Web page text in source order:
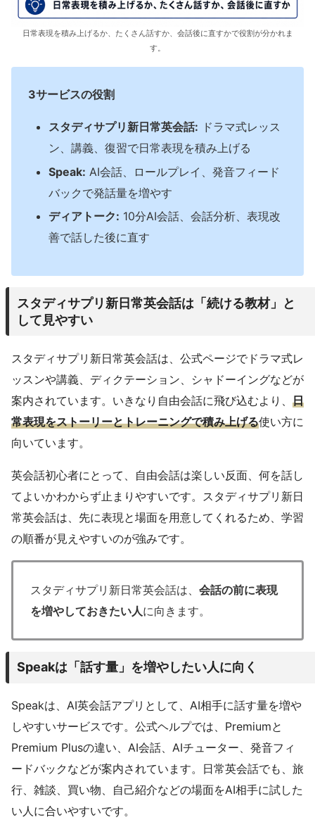
日常表現を積み上げるか、たくさん話すか、会話後に直すかで役割が分かれま
す。
3サービスの役割
スタディサプリ新日常英会話: ドラマ式レッス
ン、講義、復習で日常表現を積み上げる
Speak: AI会話、ロールプレイ、発音フィード
バックで発話量を増やす
ディアトーク: 10分AI会話、会話分析、表現改
善で話した後に直す
スタディサプリ新日常英会話は「続ける教材」と
して見やすい
スタディサプリ新日常英会話は、公式ページでドラマ式レ
ッスンや講義、ディクテーション、シャドーイングなどが
案内されています。いきなり自由会話に飛び込むより、 日
常表現をストーリーとトレーニングで積み上げる使い方に
向いています。
英会話初心者にとって、自由会話は楽しい反面、何を話し
てよいかわからず止まりやすいです。スタディサプリ新日
常英会話は、先に表現と場面を用意してくれるため、学習
の順番が見えやすいのが強みです。
スタディサプリ新日常英会話は、 会話の前に表現
を増やしておきたい人に向きます。
Speakは「話す量」を増やしたい人に向く
Speakは、AI英会話アプリとして、AI相手に話す量を増や
しやすいサービスです。公式ヘルプでは、Premiumと
Premium Plusの違い、AI会話、AIチューター、発音フィ
ードバックなどが案内されています。日常英会話でも、旅
行、雑談、買い物、自己紹介などの場面をAI相手に試した
い人に合いやすいです。